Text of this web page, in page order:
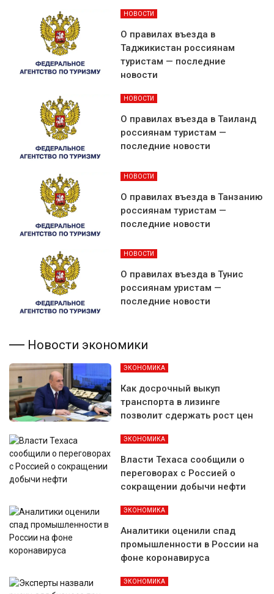
НОВОСТИ
О правилах въезда в
Таджикистан россиянам
туристам — последние
новости
НОВОСТИ
О правилах въезда в Таиланд
россиянам туристам —
последние новости
НОВОСТИ
О правилах въезда в Танзанию
россиянам туристам —
последние новости
НОВОСТИ
О правилах въезда в Тунис
россиянам уристам —
последние новости
Новости экономики
ЭКОНОМИКА
Как досрочный выкуп
транспорта в лизинге
позволит сдержать рост цен
ЭКОНОМИКА
Власти Техаса сообщили о
переговорах с Россией о
сокращении добычи нефти
ЭКОНОМИКА
Аналитики оценили спад
промышленности в России на
фоне коронавируса
ЭКОНОМИКА